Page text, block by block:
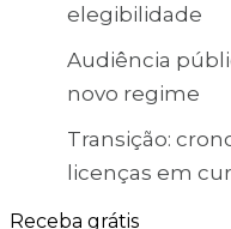
elegibilidade
Audiência
novo regime
Transição:
licenças em
Receba grátis